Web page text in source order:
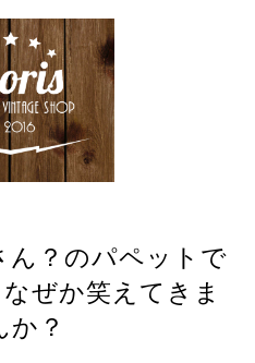
ん？のパペットで
ぜか笑えてきま
か？